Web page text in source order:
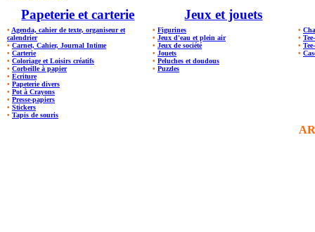
Papeterie et carterie
• Agenda, cahier de texte, organiseur et
calendrier
• Carnet, Cahier, Journal Intime
• Carterie
• Coloriage et Loisirs créatifs
• Corbeille à papier
• Ecriture
• Papeterie divers
• Pot à Crayons
• Presse-papiers
• Stickers
• Tapis de souris
Jeux et jouets
• Figurines
• Jeux d'eau et plein air
• Jeux de société
• Jouets
• Peluches et doudous
• Puzzles
•
•
•
•